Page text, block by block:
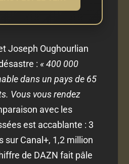
Joseph Oughourlian
:« 400 000
dans un pays de 65
Vous vous rendez
avec les
est accablante : 3
sur Canal+, 1,2 million
de DAZN fait pâle